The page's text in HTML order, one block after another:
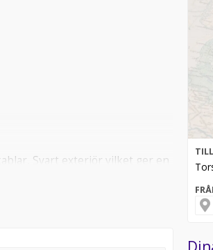
Svart exteriör vilket ger en
TILL